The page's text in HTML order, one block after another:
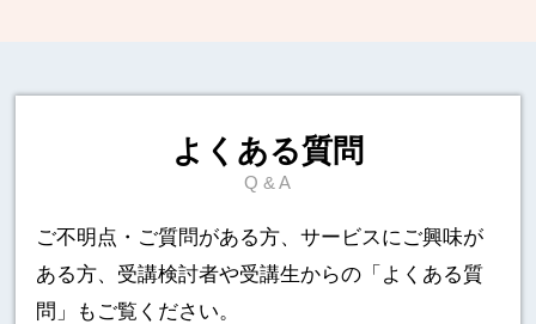
よくある質問
Q & A
ご不明点・ご質問がある方、サービスにご興味が
ある方、 受講検討者や受講生からの「よくある質
問」もご覧ください。